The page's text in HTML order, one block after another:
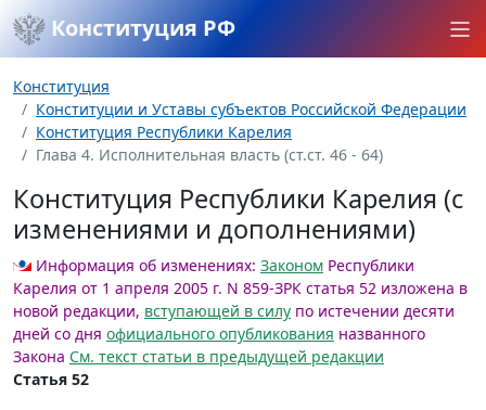
Конституция РФ
Конституция
Конституции и Уставы субъектов Российской Федерации
Конституция Республики Карелия
Глава 4. Исполнительная власть (ст.ст. 46 - 64)
Конституция Республики Карелия (с
изменениями и дополнениями)
Информация об изменениях: Законом Республики
Карелия от 1 апреля 2005 г. N 859-ЗРК статья 52 изложена в
новой редакции, вступающей в силу по истечении десяти
дней со дня официального опубликования названного
Закона См. текст статьи в предыдущей редакции
Статья 52